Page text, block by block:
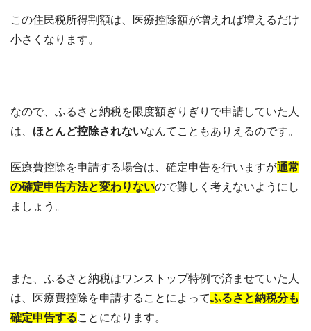
この住民税所得割額は、医療控除額が増えれば増えるだけ
小さくなります。
なので、ふるさと納税を限度額ぎりぎりで申請していた人
は、 ほとんど控除されないなんてこともありえるのです。
医療費控除を申請する場合は、確定申告を行いますが通常
の確定申告方法と変わりないので難しく考えないようにし
ましょう。
また、ふるさと納税はワンストップ特例で済ませていた人
は、医療費控除を申請することによってふるさと納税分も
確定申告することになります。